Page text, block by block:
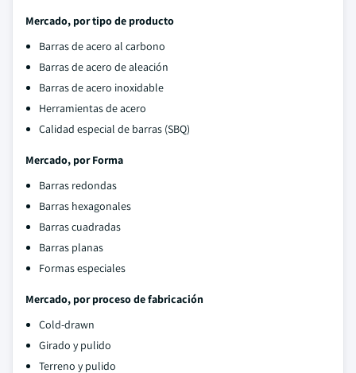
Mercado, por tipo de producto
Barras de acero al carbono
Barras de acero de aleación
Barras de acero inoxidable
Herramientas de acero
Calidad especial de barras (SBQ)
Mercado, por Forma
Barras redondas
Barras hexagonales
Barras cuadradas
Barras planas
Formas especiales
Mercado, por proceso de fabricación
Cold-drawn
Girado y pulido
Terreno y pulido